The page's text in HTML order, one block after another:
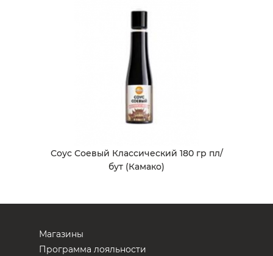
Соус Соевый Классический 180 гр пл/
бут (Камако)
Магазины
Программа лояльности